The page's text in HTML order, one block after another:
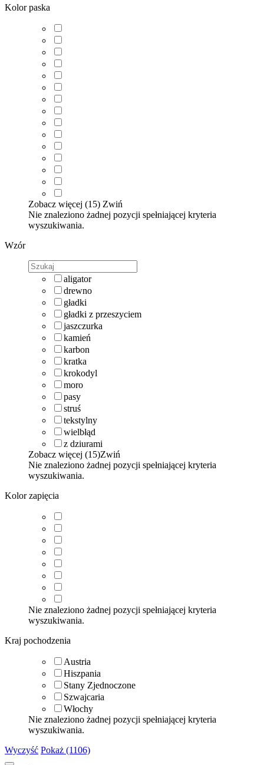
Kolor paska
Zobacz więcej (15) Zwiń
Nie znaleziono żadnej pozycji spełniającej kryteria
wyszukiwania.
Wzór
aligator
drewno
gładki
gładki z przeszyciem
jaszczurka
kamień
karbon
kratka
krokodyl
moro
pasy
struś
tekstylny
wielbłąd
z dziurami
Zobacz więcej (15)Zwiń
Nie znaleziono żadnej pozycji spełniającej kryteria
wyszukiwania.
Kolor zapięcia
Nie znaleziono żadnej pozycji spełniającej kryteria
wyszukiwania.
Kraj pochodzenia
Austria
Hiszpania
Stany Zjednoczone
Szwajcaria
Włochy
Nie znaleziono żadnej pozycji spełniającej kryteria
wyszukiwania.
Wyczyść Pokaż (1106)